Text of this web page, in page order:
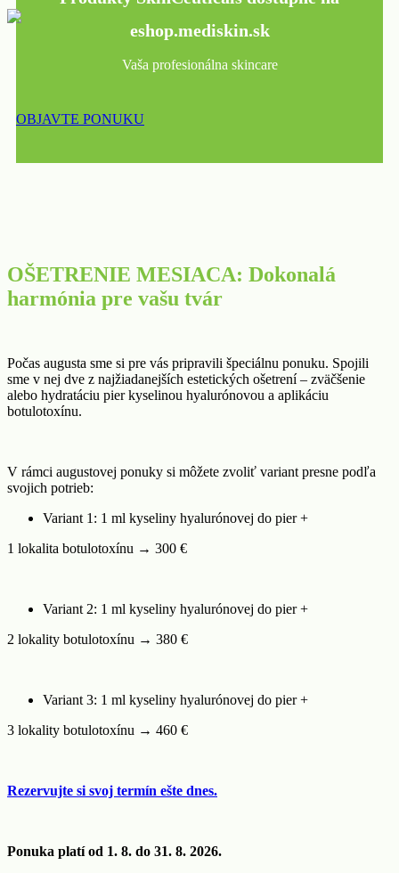
eshop.mediskin.sk
Vaša profesionálna skincare
OBJAVTE PONUKU
OŠETRENIE MESIACA: Dokonalá
harmónia pre vašu tvár
Počas augusta sme si pre vás pripravili špeciálnu ponuku. Spojili
sme v nej dve z najžiadanejších estetických ošetrení – zväčšenie
alebo hydratáciu pier kyselinou hyalurónovou a aplikáciu
botulotoxínu.
V rámci augustovej ponuky si môžete zvoliť variant presne podľa
svojich potrieb:
Variant 1: 1 ml kyseliny hyalurónovej do pier +
1 lokalita botulotoxínu → 300 €
Variant 2: 1 ml kyseliny hyalurónovej do pier +
2 lokality botulotoxínu → 380 €
Variant 3: 1 ml kyseliny hyalurónovej do pier +
3 lokality botulotoxínu → 460 €
Rezervujte si svoj termín ešte dnes.
Ponuka platí od 1. 8. do 31. 8. 2026.